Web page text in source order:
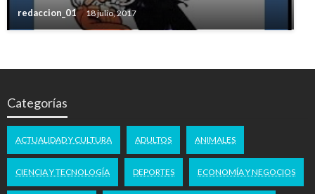
redaccion_01 18 julio, 2017
Categorías
ACTUALIDAD Y CULTURA ADULTOS ANIMALES
CIENCIA Y TECNOLOGÍA DEPORTES ECONOMÍA Y NEGOCIOS